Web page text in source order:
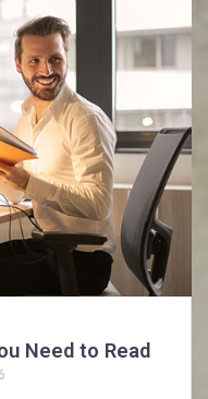
Need to Read